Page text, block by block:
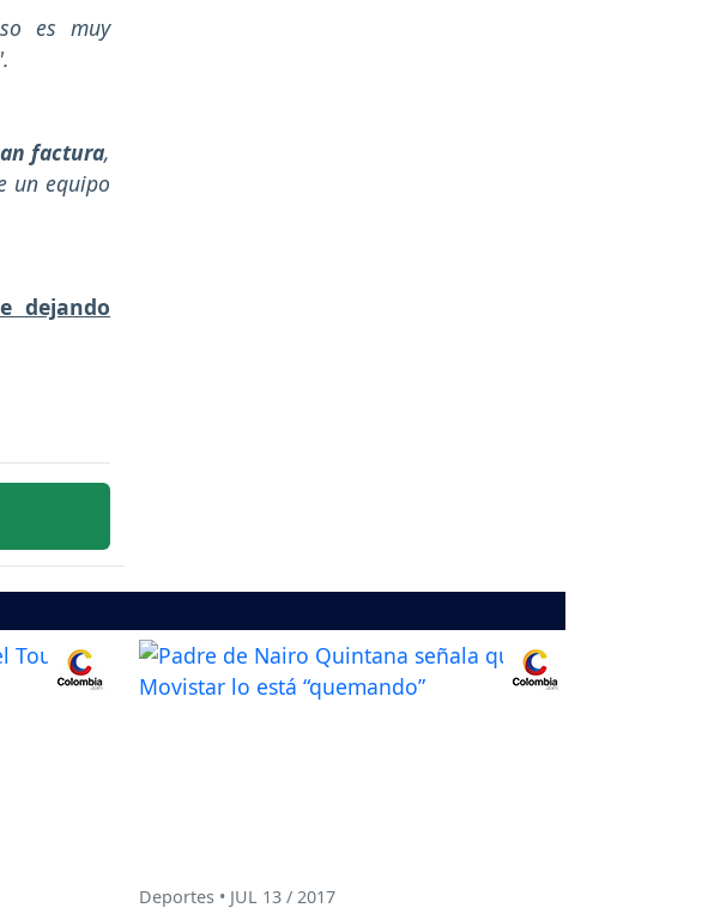
es muy
factura,
un equipo
dejando
Deportes • JUL 13 / 2017